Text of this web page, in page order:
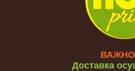
ВАЖНО!
Доставка